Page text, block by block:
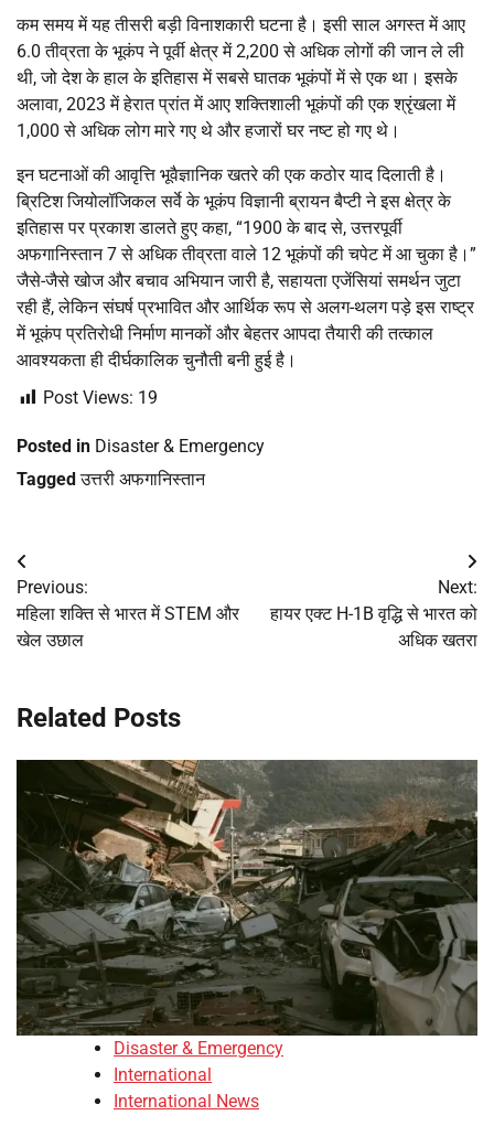
कम समय में यह तीसरी बड़ी विनाशकारी घटना है। इसी साल अगस्त में आए
6.0 तीव्रता के भूकंप ने पूर्वी क्षेत्र में 2,200 से अधिक लोगों की जान ले ली
थी, जो देश के हाल के इतिहास में सबसे घातक भूकंपों में से एक था। इसके
अलावा, 2023 में हेरात प्रांत में आए शक्तिशाली भूकंपों की एक श्रृंखला में
1,000 से अधिक लोग मारे गए थे और हजारों घर नष्ट हो गए थे।
इन घटनाओं की आवृत्ति भूवैज्ञानिक खतरे की एक कठोर याद दिलाती है।
ब्रिटिश जियोलॉजिकल सर्वे के भूकंप विज्ञानी ब्रायन बैप्टी ने इस क्षेत्र के
इतिहास पर प्रकाश डालते हुए कहा, “1900 के बाद से, उत्तरपूर्वी
अफगानिस्तान 7 से अधिक तीव्रता वाले 12 भूकंपों की चपेट में आ चुका है।”
जैसे-जैसे खोज और बचाव अभियान जारी है, सहायता एजेंसियां ​​समर्थन जुटा
रही हैं, लेकिन संघर्ष प्रभावित और आर्थिक रूप से अलग-थलग पड़े इस राष्ट्र
में भूकंप प्रतिरोधी निर्माण मानकों और बेहतर आपदा तैयारी की तत्काल
आवश्यकता ही दीर्घकालिक चुनौती बनी हुई है।
Post Views: 19
Posted in Disaster & Emergency
Taggedउत्तरी अफगानिस्तान
Post
navigation
Previous:
महिला शक्ति से भारत में STEM और
खेल उछाल
Next:
हायर एक्ट H-1B वृद्धि से भारत को
अधिक खतरा
Related Posts
Disaster & Emergency
International
International News